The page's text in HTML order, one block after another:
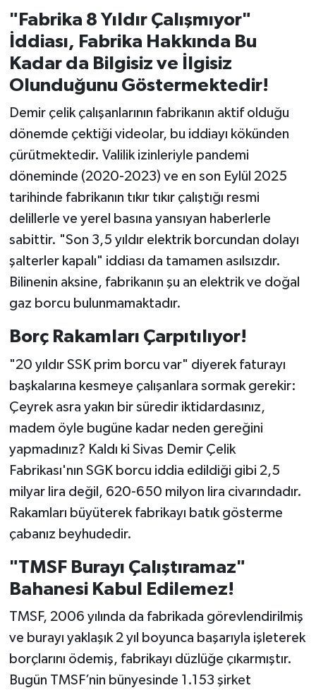
"Fabrika 8 Yıldır Çalışmıyor"
İddiası, Fabrika Hakkında Bu
Kadar da Bilgisiz ve İlgisiz
Olunduğunu Göstermektedir!
Demir çelik çalışanlarının fabrikanın aktif olduğu
dönemde çektiği videolar, bu iddiayı kökünden
çürütmektedir. Valilik izinleriyle pandemi
döneminde (2020-2023) ve en son Eylül 2025
tarihinde fabrikanın tıkır tıkır çalıştığı resmi
delillerle ve yerel basına yansıyan haberlerle
sabittir. "Son 3,5 yıldır elektrik borcundan dolayı
şalterler kapalı" iddiası da tamamen asılsızdır.
Bilinenin aksine, fabrikanın şu an elektrik ve doğal
gaz borcu bulunmamaktadır.
Borç Rakamları Çarpıtılıyor!
"20 yıldır SSK prim borcu var" diyerek faturayı
başkalarına kesmeye çalışanlara sormak gerekir:
Çeyrek asra yakın bir süredir iktidardasınız,
madem öyle bugüne kadar neden gereğini
yapmadınız? Kaldı ki Sivas Demir Çelik
Fabrikası'nın SGK borcu iddia edildiği gibi 2,5
milyar lira değil, 620-650 milyon lira civarındadır.
Rakamları büyüterek fabrikayı batık gösterme
çabanız beyhudedir.
"TMSF Burayı Çalıştıramaz"
Bahanesi Kabul Edilemez!
TMSF, 2006 yılında da fabrikada görevlendirilmiş
ve burayı yaklaşık 2 yıl boyunca başarıyla işleterek
borçlarını ödemiş, fabrikayı düzlüğe çıkarmıştır.
Bugün TMSF’nin bünyesinde 1.153 şirket